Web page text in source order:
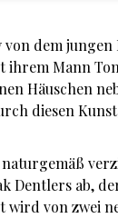
von dem
Mann
Häuschen
diesen
Dentlers ab,
wird von zwei